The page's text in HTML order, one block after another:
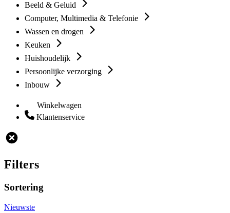
Beeld & Geluid
Computer, Multimedia & Telefonie
Wassen en drogen
Keuken
Huishoudelijk
Persoonlijke verzorging
Inbouw
Winkelwagen
Klantenservice
Filters
Sortering
Nieuwste